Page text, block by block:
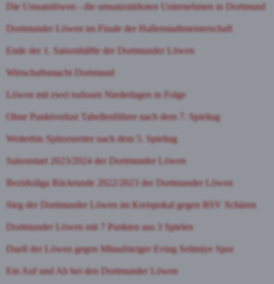
Die Umsatzlöwen - die umsatzstärksten Unternehmen in Dortmund
Dortmunder Löwen im Finale der Hallenstadtmeisterschaft
Ende der 1. Saisonhälfte der Dortmunder Löwen
Wirtschaftsmacht Dortmund
Löwen mit zwei torlosen Niederlagen in Folge
Ohne Punktverlust Tabellenführer nach dem 7. Spieltag
Weiterhin Spitzenreiter nach dem 5. Spieltag
Saisonstart 2023/2024 der Dortmunder Löwen
Bezirksliga Rückrunde 2022/2023 der Dortmunder Löwen
Sieg der Dortmunder Löwen im Kreispokal gegen BSV Schüren
Dortmunder Löwen mit 7 Punkten aus 3 Spielen
Duell der Löwen gegen Mitaufsteiger Eving Selimiye Spor
Ein Auf und Ab bei den Dortmunder Löwen